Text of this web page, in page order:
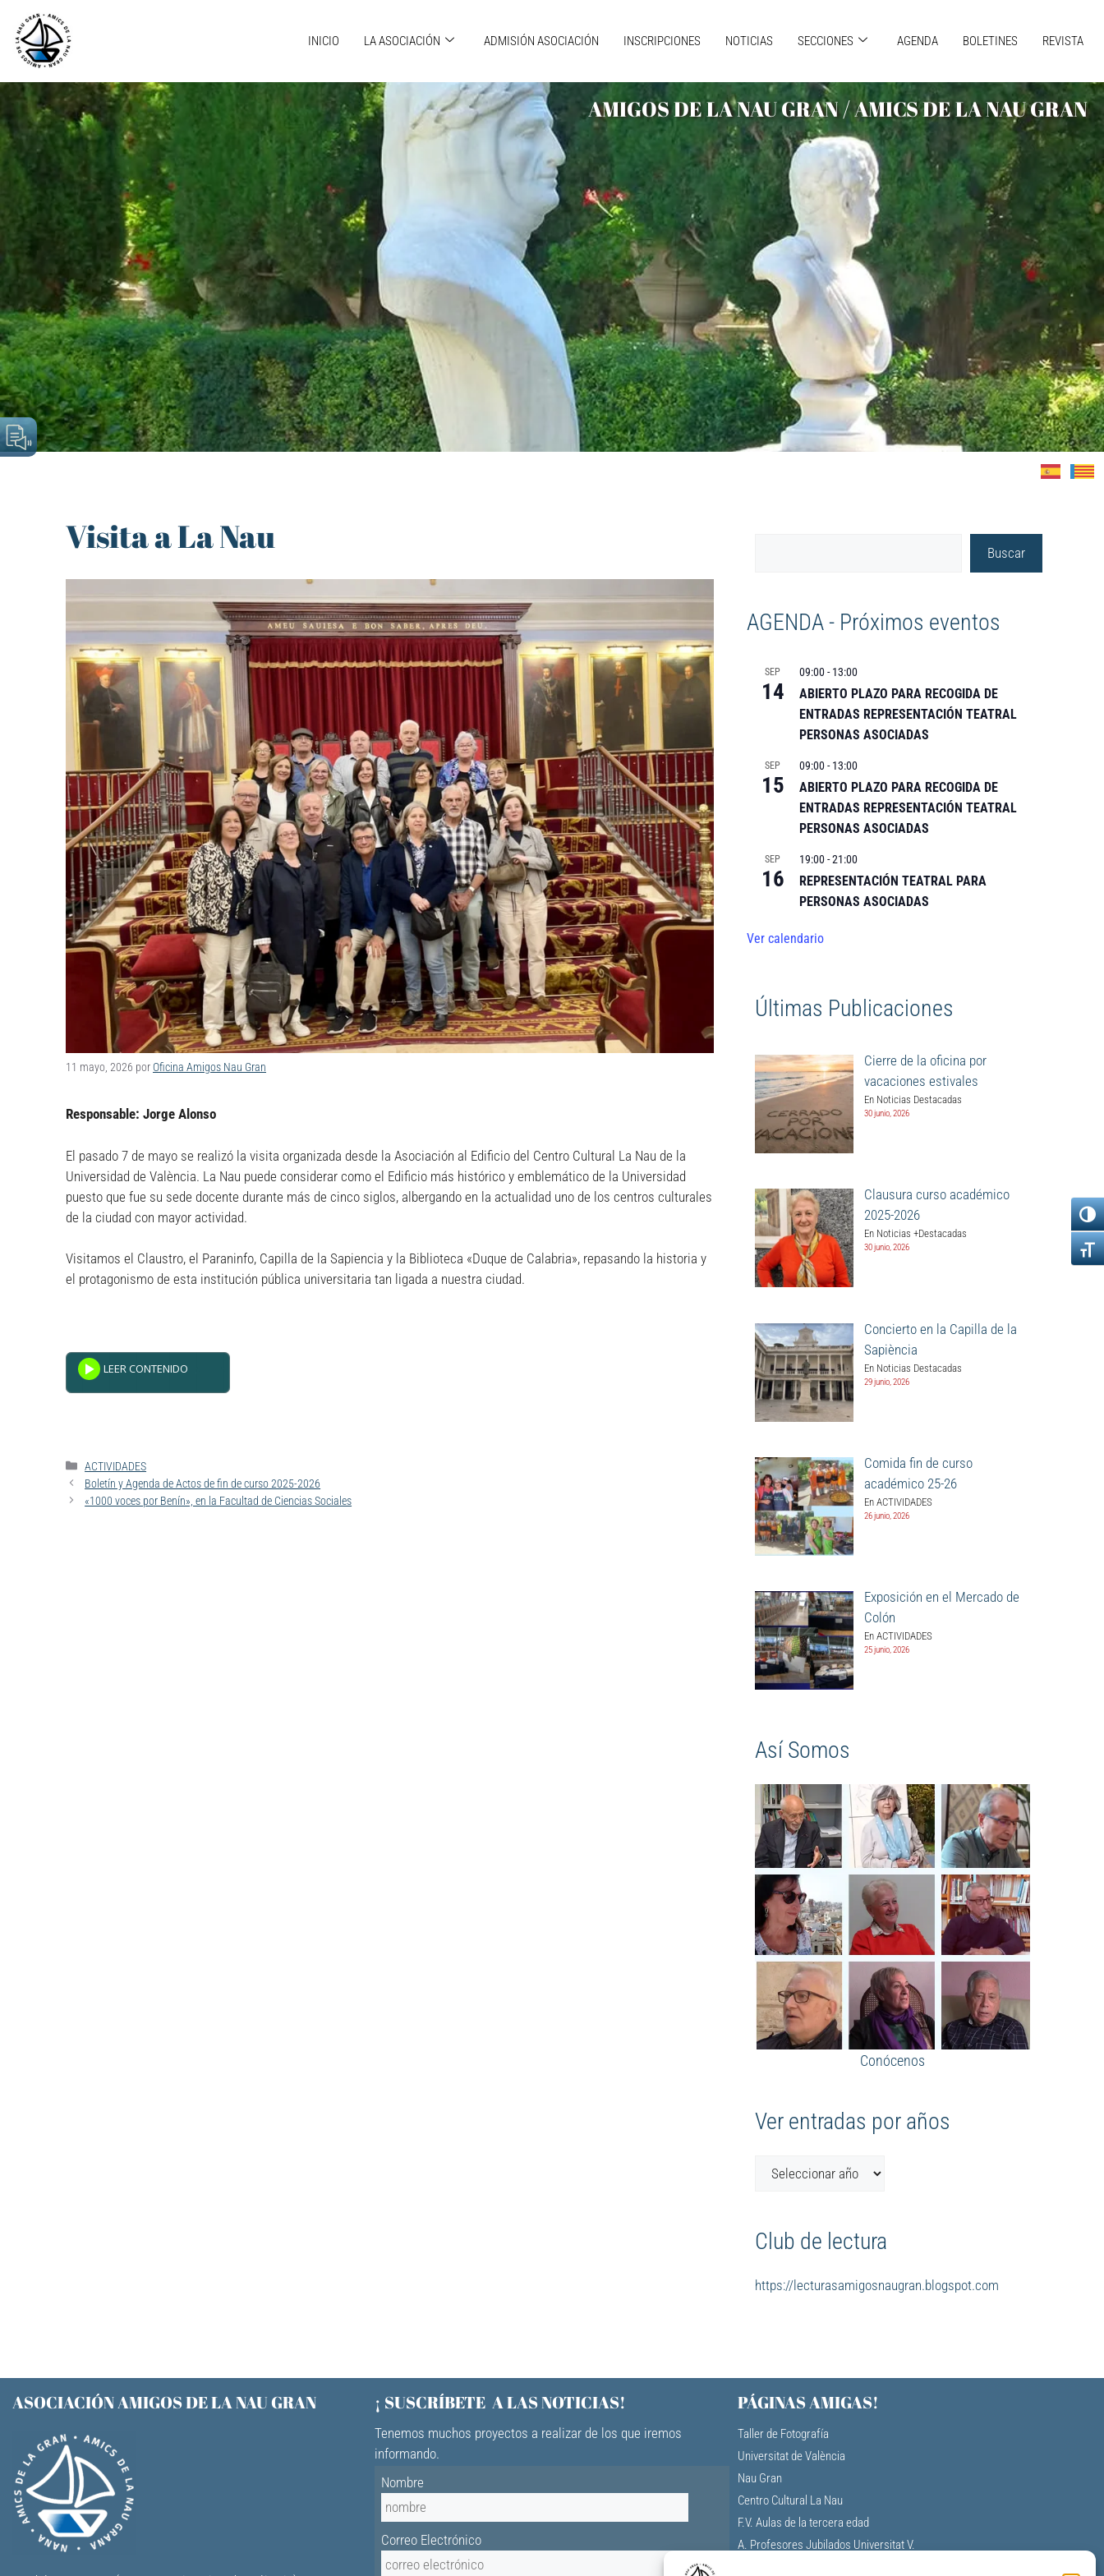
INICIO LA ASOCIACIÓN ADMISIÓN ASOCIACIÓN INSCRIPCIONES NOTICIAS SECCIONES AGENDA BOLETINES REVISTA
AMIGOS DE LA NAU GRAN / AMICS DE LA NAU GRAN
Visita a La Nau
11 mayo, 2026 por Oficina Amigos Nau Gran
Responsable: Jorge Alonso
El pasado 7 de mayo se realizó la visita organizada desde la Asociación al Edificio del Centro Cultural La Nau de la
Universidad de València. La Nau puede considerar como el Edificio más histórico y emblemático de la Universidad
puesto que fue su sede docente durante más de cinco siglos, albergando en la actualidad uno de los centros culturales
de la ciudad con mayor actividad.
Visitamos el Claustro, el Paraninfo, Capilla de la Sapiencia y la Biblioteca «Duque de Calabria», repasando la historia y
el protagonismo de esta institución pública universitaria tan ligada a nuestra ciudad.
ACTIVIDADES
Boletín y Agenda de Actos de fin de curso 2025-2026
«1000 voces por Benín», en la Facultad de Ciencias Sociales
Buscar
AGENDA - Próximos eventos
SEP
14
09:00-13:00
ABIERTO PLAZO PARA RECOGIDA DE
ENTRADAS REPRESENTACIÓN TEATRAL
PERSONAS ASOCIADAS
SEP
15
09:00-13:00
ABIERTO PLAZO PARA RECOGIDA DE
ENTRADAS REPRESENTACIÓN TEATRAL
PERSONAS ASOCIADAS
SEP
16
19:00-21:00
REPRESENTACIÓN TEATRAL PARA
PERSONAS ASOCIADAS
Ver calendario
Últimas Publicaciones
Cierre de la oficina por
vacaciones estivales
En Noticias Destacadas
30 junio, 2026
Clausura curso académico
2025-2026
En Noticias +Destacadas
30 junio, 2026
Concierto en la Capilla de la
Sapiència
En Noticias Destacadas
29 junio, 2026
Comida fin de curso
académico 25-26
En ACTIVIDADES
26 junio, 2026
Exposición en el Mercado de
Colón
En ACTIVIDADES
25 junio, 2026
Así Somos
Conócenos
Ver entradas por años
Club de lectura
https://lecturasamigosnaugran.blogspot.com
ASOCIACIÓN AMIGOS DE LA NAU GRAN ¡ SUSCRÍBETE A LAS NOTICIAS!
Tenemos muchos proyectos a realizar de los que iremos
informando.
Nombre
Correo Electrónico
PÁGINAS AMIGAS!
Taller de Fotografía
Universitat de València
Nau Gran
Centro Cultural La Nau
F.V. Aulas de la tercera edad
A. Profesores Jubilados Universitat V.